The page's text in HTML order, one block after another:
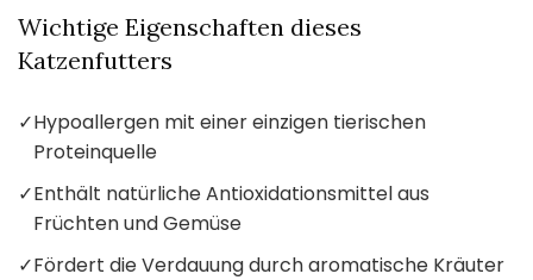
Wichtige Eigenschaften dieses
Katzenfutters
✓Hypoallergen mit einer einzigen tierischen
Proteinquelle
✓Enthält natürliche Antioxidationsmittel aus
Früchten und Gemüse
✓Fördert die Verdauung durch aromatische Kräuter